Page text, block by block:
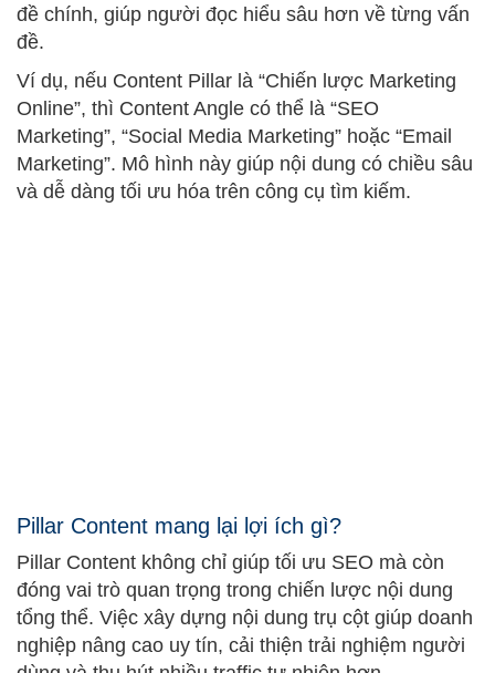
đề chính, giúp người đọc hiểu sâu hơn về từng vấn
đề.
Ví dụ, nếu Content Pillar là “Chiến lược Marketing
Online”, thì Content Angle có thể là “SEO
Marketing”, “Social Media Marketing” hoặc “Email
Marketing”. Mô hình này giúp nội dung có chiều sâu
và dễ dàng tối ưu hóa trên công cụ tìm kiếm.
Pillar Content mang lại lợi ích gì?
Pillar Content không chỉ giúp tối ưu SEO mà còn
đóng vai trò quan trọng trong chiến lược nội dung
tổng thể. Việc xây dựng nội dung trụ cột giúp doanh
nghiệp nâng cao uy tín, cải thiện trải nghiệm người